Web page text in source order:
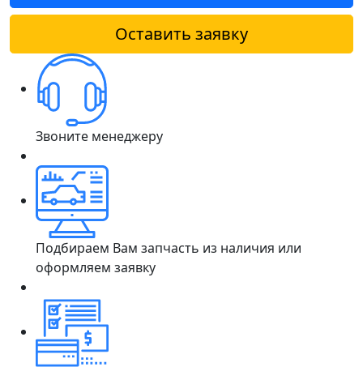
Оставить заявку
Звоните менеджеру
Подбираем Вам запчасть из наличия или
оформляем заявку